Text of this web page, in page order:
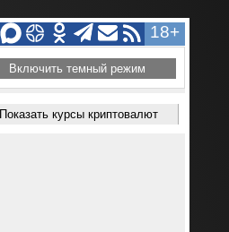
18+
Включить темный режим
Показать курсы криптовалют